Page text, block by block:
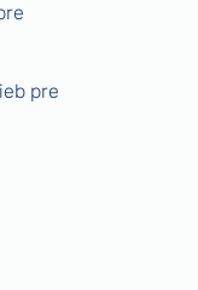
pre